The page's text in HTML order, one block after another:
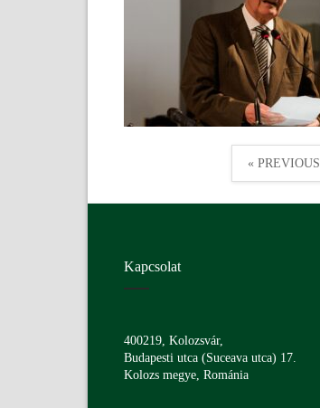
« PREVIOUS
Kapcsolat
400219, Kolozsvár,
Budapesti utca (Suceava utca) 17.
Kolozs megye, Románia